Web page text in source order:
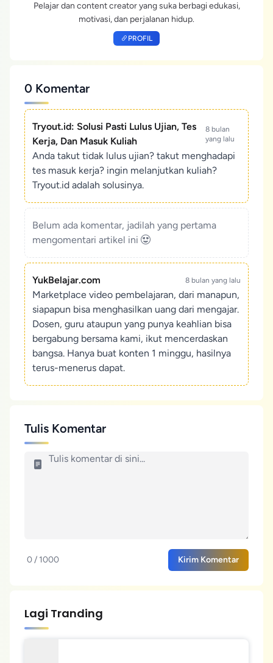
Pelajar dan content creator yang suka berbagi edukasi,
motivasi, dan perjalanan hidup.
PROFIL
0 Komentar
Tryout.id: Solusi Pasti Lulus Ujian, Tes
Kerja, Dan Masuk Kuliah
8 bulan
yang lalu
Anda takut tidak lulus ujian? takut menghadapi
tes masuk kerja? ingin melanjutkan kuliah?
Tryout.id adalah solusinya.
Belum ada komentar, jadilah yang pertama
mengomentari artikel ini
YukBelajar.com 8 bulan yang lalu
Marketplace video pembelajaran, dari manapun,
siapapun bisa menghasilkan uang dari mengajar.
Dosen, guru ataupun yang punya keahlian bisa
bergabung bersama kami, ikut mencerdaskan
bangsa. Hanya buat konten 1 minggu, hasilnya
terus-menerus dapat.
Tulis Komentar
0 / 1000 Kirim Komentar
Lagi Tranding